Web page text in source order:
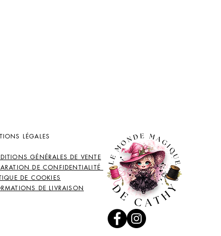
LÉGALES
GÉNÉRALES DE VENTE
DE CONFIDENTIALITÉ
DE COOKIES
DE LIVRAISON